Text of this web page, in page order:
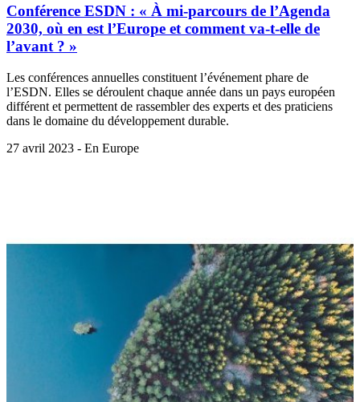
Conférence ESDN : « À mi-parcours de l’Agenda
2030, où en est l’Europe et comment va-t-elle de
l’avant ? »
Les conférences annuelles constituent l’événement phare de
l’ESDN. Elles se déroulent chaque année dans un pays européen
différent et permettent de rassembler des experts et des praticiens
dans le domaine du développement durable.
27 avril 2023 - En Europe